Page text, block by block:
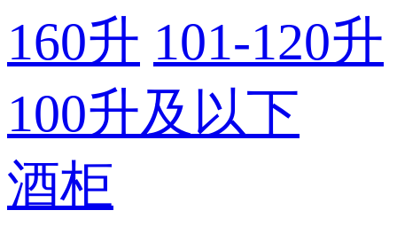
160升 101-120升
100升及以下
酒柜